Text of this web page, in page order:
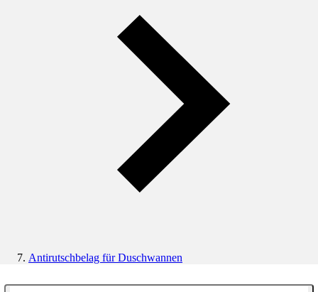
Antirutschbelag für Duschwannen